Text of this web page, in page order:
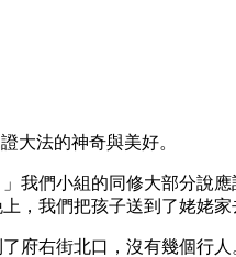
大法的神奇與美好。
我們小組的同修大部分說
，我們把孩子送到了姥姥家
府右街北口，沒有幾個行人